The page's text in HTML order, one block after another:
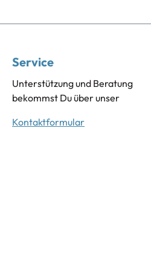
Service
Unterstützung und Beratung
bekommst Du über unser
Kontaktformular